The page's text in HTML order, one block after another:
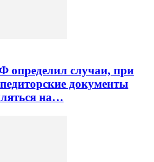
определил случаи, при
документы
на…